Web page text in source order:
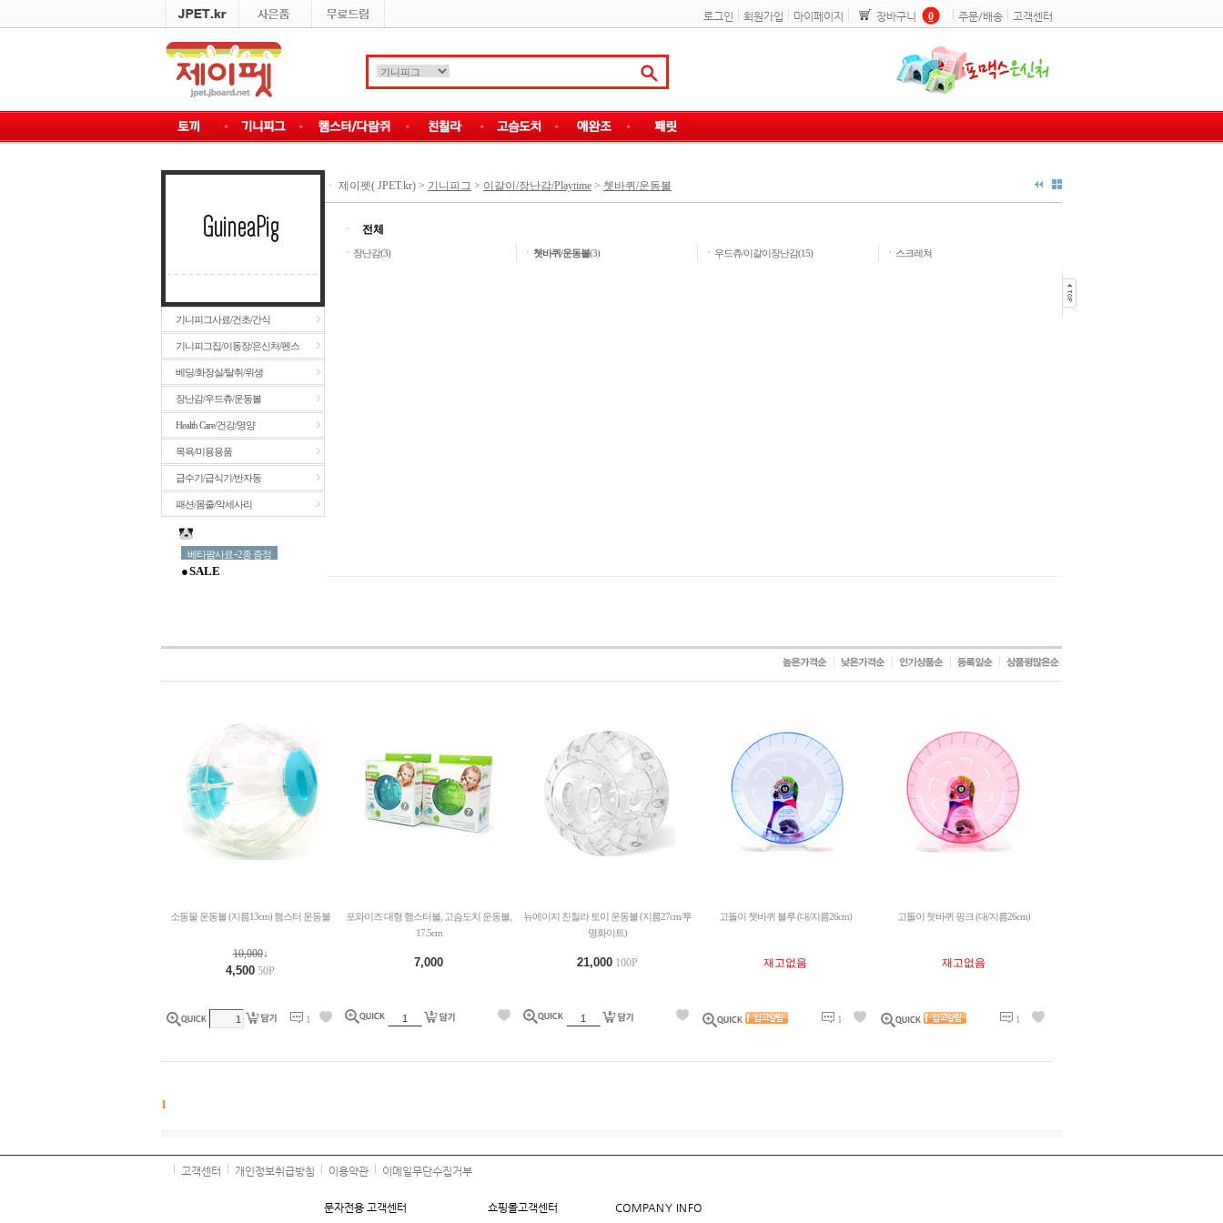
로그인 회원가입 마이페이지 장바구니 0 주문/배송 고객센터
기니피그사료/건초/간식
기니피그집/이동장/은신처/펜스
베딩/화장실/탈취/위생
장난감/우드츄/운동볼
Health Care/건강/영양
목욕/미용용품
급수기/급식기/반자동
패션/몸줄/악세사리
베타팜사료+2종 증정
● S A L E
ㆍ 제이펫( JPET.kr) > 기니피그 > 이갈이/장난감/Playtime > 쳇바퀴/운동볼
ㆍ
전체
ㆍ 장난감(3) ㆍ 쳇바퀴/운동볼(3) ㆍ 우드츄/이갈이장난감(15) ㆍ 스크레쳐
소동물 운동볼 (지름13cm) 햄스터 운동볼
10,000↓
4,500 50P
1
포와이즈 대형 햄스터볼, 고슴도치 운동볼,
17.5cm
7,000
뉴에이지 친칠라 토이 운동볼 (지름27cm/투
명화이트)
21,000 100P
고돌이 쳇바퀴 블루 (대/지름26cm)
재고없음
1
고돌이 쳇바퀴 핑크 (대/지름26cm)
재고없음
1
1
고객센터 개인정보취급방침 이용약관 이메일무단수집거부
문자전용 고객센터 쇼핑몰고객센터 COMPANY INFO